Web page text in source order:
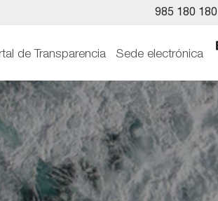
985 180 180
de Transparencia Sede electrónica